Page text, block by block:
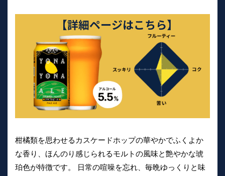
柑橘類を思わせるカスケードホップの華やかでふくよか
な香り、ほんのり感じられるモルトの風味と艶やかな琥
珀色が特徴です。 日常の喧噪を忘れ、毎晩ゆっくりと味